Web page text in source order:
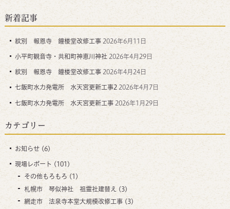
新着記事
紋別 報恩寺 鐘楼堂改修工事 2026年6月11日
小平町観音寺・共和町神恵川神社 2026年4月29日
紋別 報恩寺 鐘楼堂改修工事 2026年4月24日
七飯町水力発電所 水天宮更新工事2 2026年4月7日
七飯町水力発電所 水天宮更新工事 2026年1月29日
カテゴリー
お知らせ(6)
現場レポート (101)
その他もろもろ (1)
札幌市 琴似神社 祖霊社建替え (3)
網走市 法泉寺本堂大規模改修工事 (3)